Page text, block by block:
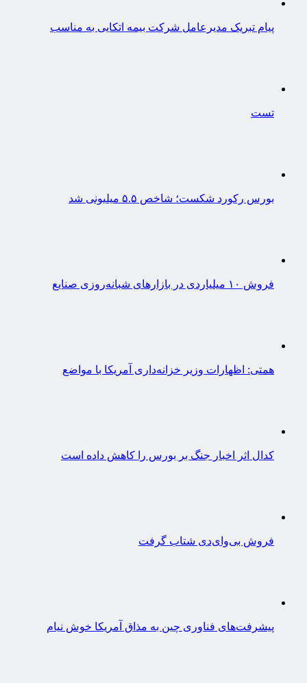
پیام تبریک مدیرعامل شرکت بیمه اتکایی به مناسب
تست
بورس رکورد شکست؛ شاخص ۵.۵ میلیونی شد
فروش ۱۰ میلیاردی در بازارهای شبانه‌روزی صنایع
همتی: اظهارات وزیر خزانه‌داری آمریکا با مواضع
کدال اثر اخبار جنگ بر بورس را کاهش داده است
فروش بی‌وای‌دی شتاب گرفت
پیشرفت‌های فناوری چین به مذاق آمریکا خوش نیام